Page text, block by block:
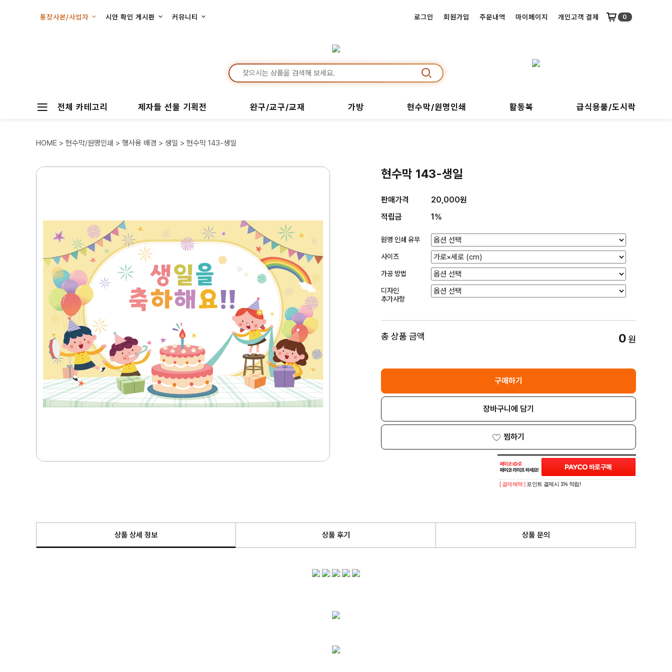
통장사본/사업자 시안 확인 게시판 커뮤니티 로그인 회원가입 주문내역 마이페이지 개인고객 결제 0
전체 카테고리 제자들 선물 기획전 완구/교구/교재 가방 현수막/원명인쇄 활동복 급식용품/도시락
HOME >현수막/원명인쇄 > 행사용 배경 > 생일 > 현수막 143-생일
현수막 143-생일
판매가격
20,000원
적립금
1%
원명 인쇄 유무
사이즈
가공 방법
디자인
추가사항
총 상품 금액 0원
구매하기
장바구니에 담기
찜하기
[ 결제혜택 ] 포인트 결제시 1% 적립!
상품 상세 정보 상품 후기 상품 문의